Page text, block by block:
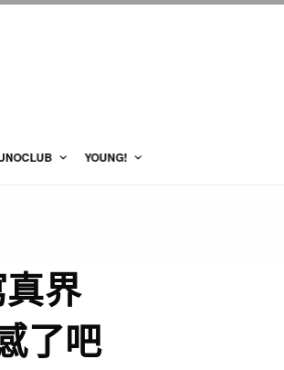
YOUNG!
界
了吧